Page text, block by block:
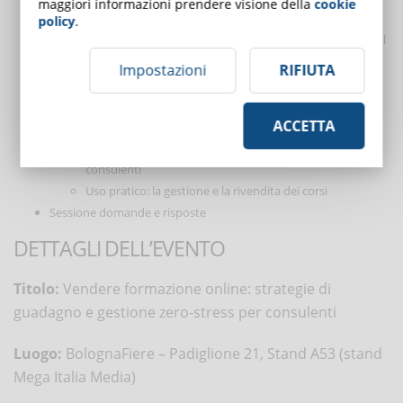
Come vendere corsi online sulla sicurezza?
La normativa sulla formazione in materia di sicurezza sul
Requisiti per l’erogazione di corsi online sulla sicurezza
Strumenti per la vendita dei corsi
I vantaggi di avere una piattaforma e-learning personalizzata
Scuola della Sicurezza: la piattaforma dedicata ai
consulenti
Uso pratico: la gestione e la rivendita dei corsi
Sessione domande e risposte
DETTAGLI DELL’EVENTO
Titolo: Vendere formazione online: strategie di
guadagno e gestione zero-stress per consulenti
Luogo: BolognaFiere – Padiglione 21, Stand A53 (stand
Mega Italia Media)
maggiori informazioni prendere visione dellacookie
policy.
Impostazioni RIFIUTA
ACCETTA